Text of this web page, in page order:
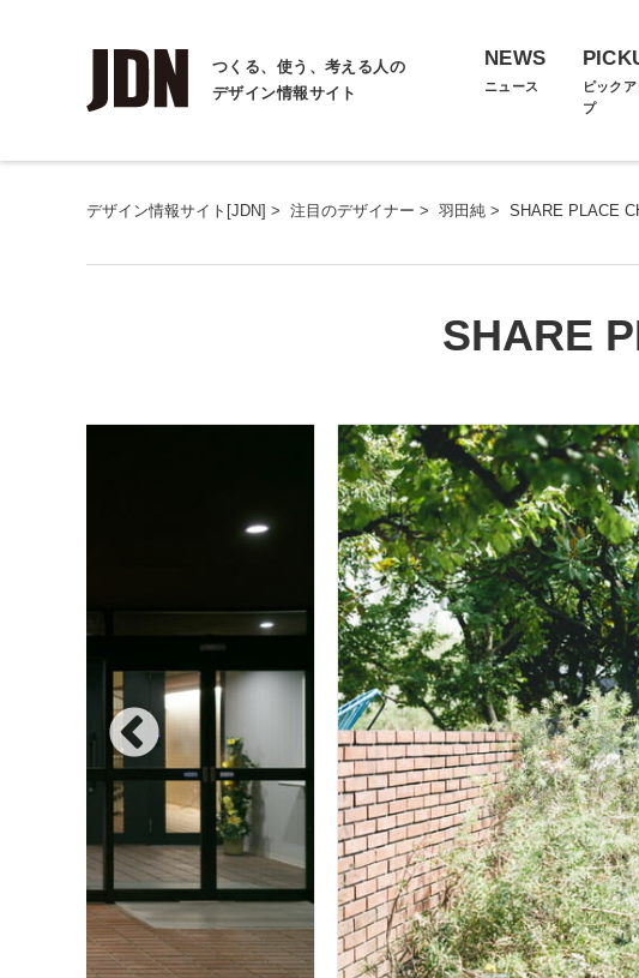
つくる、使う、考える人の
デザイン情報サイト
NEWS
ニュース
ピックア
プ
デザイン情報サイト[JDN] > 注目のデザイナー > 羽田純 > SHARE PLACE
SHARE